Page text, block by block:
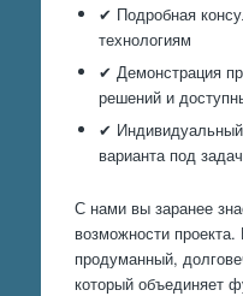
✔ Подробная
технологиям
✔ Демонстрация
решений и
✔
варианта под
С нами вы заранее
возможности
продуманный,
который объединяет